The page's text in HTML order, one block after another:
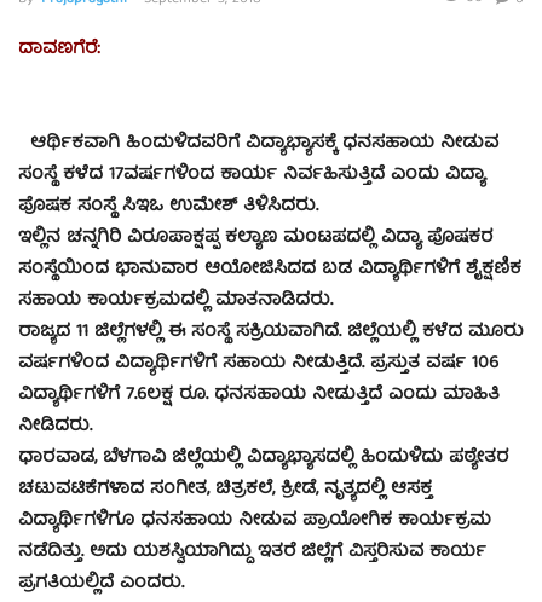
ದಾವಣಗೆರೆ:
ಆರ್ಥಿಕವಾಗಿ ಹಿಂದುಳಿದವರಿಗೆ ವಿದ್ಯಾಭ್ಯಾಸಕ್ಕೆ ಧನಸಹಾಯ ನೀಡುವ
ಸಂಸ್ಥೆ ಕಳೆದ 17ವರ್ಷಗಳಿಂದ ಕಾರ್ಯ ನಿರ್ವಹಿಸುತ್ತಿದೆ ಎಂದು ವಿದ್ಯಾ
ಪೊಷಕ ಸಂಸ್ಥೆ ಸಿಇಒ ಉಮೇಶ್ ತಿಳಿಸಿದರು.
ಇಲ್ಲಿನ ಚನ್ನಗಿರಿ ವಿರೂಪಾಕ್ಷಪ್ಪ ಕಲ್ಯಾಣ ಮಂಟಪದಲ್ಲಿ ವಿದ್ಯಾ ಪೊಷಕರ
ಸಂಸ್ಥೆಯಿಂದ ಭಾನುವಾರ ಆಯೋಜಿಸಿದದ ಬಡ ವಿದ್ಯಾರ್ಥಿಗಳಿಗೆ ಶೈಕ್ಷಣಿಕ
ಸಹಾಯ ಕಾರ್ಯಕ್ರಮದಲ್ಲಿ ಮಾತನಾಡಿದರು.
ರಾಜ್ಯದ 11 ಜಿಲ್ಲೆಗಳಲ್ಲಿ ಈ ಸಂಸ್ಥೆ ಸಕ್ರಿಯವಾಗಿದೆ. ಜಿಲ್ಲೆಯಲ್ಲಿ ಕಳೆದ ಮೂರು
ವರ್ಷಗಳಿಂದ ವಿದ್ಯಾರ್ಥಿಗಳಿಗೆ ಸಹಾಯ ನೀಡುತ್ತಿದೆ. ಪ್ರಸ್ತುತ ವರ್ಷ 106
ವಿದ್ಯಾರ್ಥಿಗಳಿಗೆ 7.6ಲಕ್ಷ ರೂ. ಧನಸಹಾಯ ನೀಡುತ್ತಿದೆ ಎಂದು ಮಾಹಿತಿ
ನೀಡಿದರು.
ಧಾರವಾಡ, ಬೆಳಗಾವಿ ಜಿಲ್ಲೆಯಲ್ಲಿ ವಿದ್ಯಾಭ್ಯಾಸದಲ್ಲಿ ಹಿಂದುಳಿದು ಪಠ್ಯೇತರ
ಚಟುವಟಿಕೆಗಳಾದ ಸಂಗೀತ, ಚಿತ್ರಕಲೆ, ಕ್ರೀಡೆ, ನೃತ್ಯದಲ್ಲಿ ಆಸಕ್ತ
ವಿದ್ಯಾರ್ಥಿಗಳಿಗೂ ಧನಸಹಾಯ ನೀಡುವ ಪ್ರಾಯೋಗಿಕ ಕಾರ್ಯಕ್ರಮ
ನಡೆದಿತ್ತು. ಅದು ಯಶಸ್ವಿಯಾಗಿದ್ದು ಇತರೆ ಜಿಲ್ಲೆಗೆ ವಿಸ್ತರಿಸುವ ಕಾರ್ಯ
ಪ್ರಗತಿಯಲ್ಲಿದೆ ಎಂದರು.